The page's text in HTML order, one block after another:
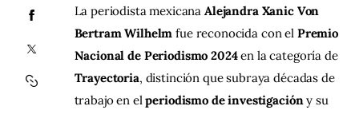
Contacto
La periodista mexicana Alejandra Xanic Von
Bertram Wilhelm fue reconocida con el Premio
Nacional de Periodismo 2024 en la categoría de
Trayectoria, distinción que subraya décadas de
trabajo en el periodismo de investigación y su